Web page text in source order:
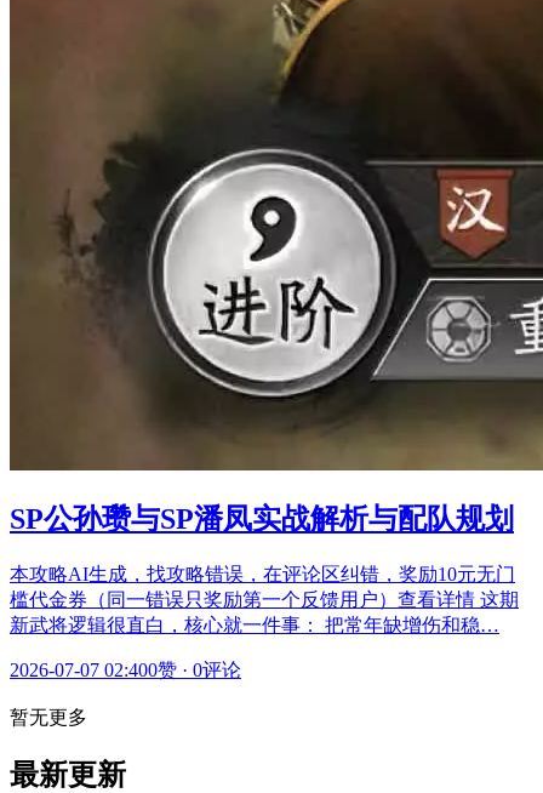
SP公孙瓒与SP潘凤实战解析与配队规划
本攻略AI生成，找攻略错误，在评论区纠错，奖励10元无门
槛代金券（同一错误只奖励第一个反馈用户）查看详情 这期
新武将逻辑很直白，核心就一件事： 把常年缺增伤和稳…
2026-07-07 02:400赞 · 0评论
暂无更多
最新更新